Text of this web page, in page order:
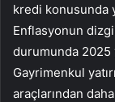
kredi konusunda
Enflasyonun
durumunda 2025
Gayrimenkul
araçlarından